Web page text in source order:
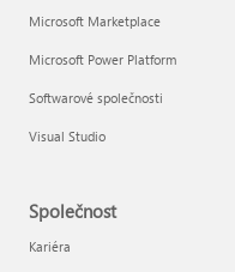
Microsoft Marketplace
Microsoft Power Platform
Softwarové společnosti
Visual Studio
Společnost
Kariéra